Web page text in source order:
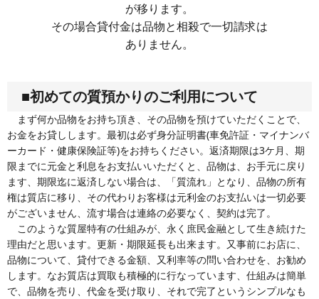
が移ります。
その場合貸付金は品物と相殺で一切請求は
ありません。
■初めての質預かりのご利用について
まず何か品物をお持ち頂き、その品物を預けていただくことで、
お金をお貸しします。最初は必ず身分証明書(車免許証・マイナンバ
ーカード・健康保険証等)をお持ちください。返済期限は3ケ月、期
限までに元金と利息をお支払いいただくと、品物は、お手元に戻り
ます、期限迄に返済しない場合は、「質流れ」となり、品物の所有
権は質店に移り、その代わりお客様は元利金のお支払いは一切必要
がございません、流す場合は連絡の必要なく、契約は完了。
このような質屋特有の仕組みが、永く庶民金融として生き続けた
理由だと思います。更新・期限延長も出来ます。又事前にお店に、
品物について、貸付できる金額、又利率等の問い合わせを、お勧め
します。なお質店は買取も積極的に行なっています、仕組みは簡単
で、品物を売り、代金を受け取り、それで完了というシンプルなも